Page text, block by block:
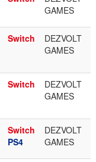
GAMES
Switch
DEZVOLT
GAMES
Switch
DEZVOLT
GAMES
Switch
PS4
DEZVOLT
GAMES